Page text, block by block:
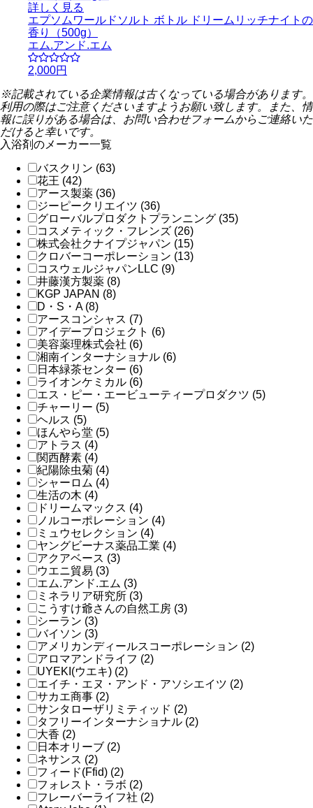
詳しく見る
エプソムワールドソルト ボトル ドリームリッチナイトの
香り（500g）
エム.アンド.エム
2,000円
※記載されている企業情報は古くなっている場合があります。
利用の際はご注意くださいますようお願い致します。また、情
報に誤りがある場合は、お問い合わせフォームからご連絡いた
だけると幸いです。
入浴剤のメーカー一覧
バスクリン (63)
花王 (42)
アース製薬 (36)
ジーピークリエイツ (36)
グローバルプロダクトプランニング (35)
コスメティック・フレンズ (26)
株式会社クナイプジャパン (15)
クロバーコーポレーション (13)
コスウェルジャパンLLC (9)
井藤漢方製薬 (8)
KGP JAPAN (8)
D・S・A (8)
アースコンシャス (7)
アイデープロジェクト (6)
美容薬理株式会社 (6)
湘南インターナショナル (6)
日本緑茶センター (6)
ライオンケミカル (6)
エス・ピー・エービューティープロダクツ (5)
チャーリー (5)
ヘルス (5)
ほんやら堂 (5)
アトラス (4)
関西酵素 (4)
紀陽除虫菊 (4)
シャーロム (4)
生活の木 (4)
ドリームマックス (4)
ノルコーポレーション (4)
ミュウセレクション (4)
ヤングビーナス薬品工業 (4)
アクアベース (3)
ウエニ貿易 (3)
エム.アンド.エム (3)
ミネラリア研究所 (3)
こうすけ爺さんの自然工房 (3)
シーラン (3)
バイソン (3)
アメリカンディールスコーポレーション (2)
アロマアンドライフ (2)
UYEKI(ウエキ) (2)
エイチ・エヌ・アンド・アソシエイツ (2)
サカエ商事 (2)
サンタローザリミティッド (2)
タフリーインターナショナル (2)
大香 (2)
日本オリーブ (2)
ネサンス (2)
フィード(Ffid) (2)
フォレスト・ラボ (2)
フレーバーライフ社 (2)